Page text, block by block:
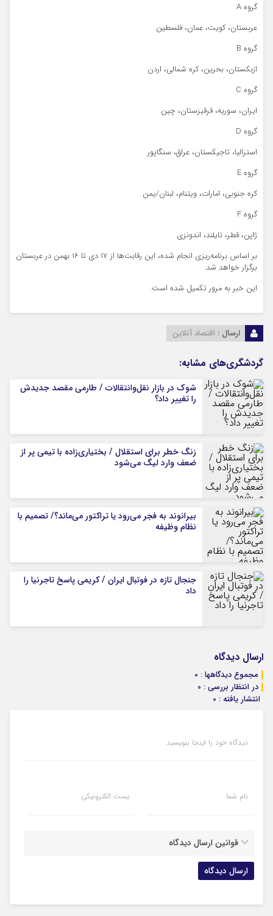
گروه A
عربستان، کویت، عمان، فلسطین
گروه B
ازبکستان، بحرین، کره شمالی، اردن
گروه C
ایران، سوریه، قرقیزستان، چین
گروه D
استرالیا، تاجیکستان، عراق، سنگاپور
گروه E
کره جنوبی، امارات، ویتنام، لبنان/یمن
گروه F
ژاپن، قطر، تایلند، اندونزی
بر اساس برنامه‌ریزی انجام شده، این رقابت‌ها از ۱۷ دی تا ۱۶ بهمن در عربستان
برگزار خواهد شد.
این خبر به مرور تکمیل شده است.
ارسال : اقتصاد آنلاین
گردشگری‌های مشابه:
شوک در بازار نقل‌وانتقالات / طارمی مقصد جدیدش
را تغییر داد؟
زنگ خطر برای استقلال / بختیاری‌زاده با تیمی پر از
ضعف وارد لیگ می‌شود
بیرانوند به فجر می‌رود یا تراکتور می‌ماند؟/ تصمیم با
نظام وظیفه
جنجال تازه در فوتبال ایران / کریمی پاسخ تاجرنیا را
داد
ارسال دیدگاه
مجموع دیدگاهها : 0
در انتظار بررسی : 0
انتشار یافته : 0
دیدگاه خود را اینجا بنویسید
نام شما پست الکترونیکی
قوانین ارسال دیدگاه